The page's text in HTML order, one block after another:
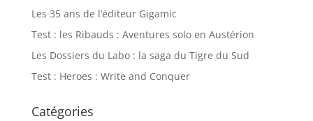
Les 35 ans de l’éditeur Gigamic
Test : les Ribauds : Aventures solo en Austérion
Les Dossiers du Labo : la saga du Tigre du Sud
Test : Heroes : Write and Conquer
Catégories